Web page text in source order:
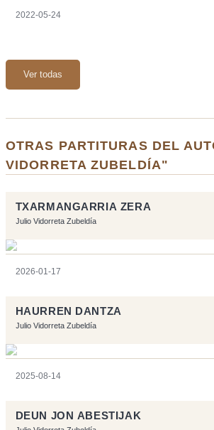
2022-05-24
Ver todas
OTRAS PARTITURAS DEL
VIDORRETA ZUBELDÍA"
TXARMANGARRIA ZERA
Julio Vidorreta Zubeldía
2026-01-17
HAURREN DANTZA
Julio Vidorreta Zubeldía
2025-08-14
DEUN JON ABESTIJAK